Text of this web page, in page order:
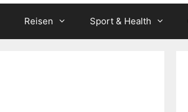
Reisen Sport & Health